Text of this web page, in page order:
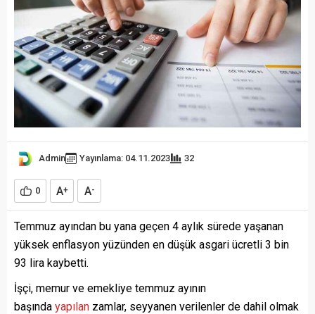
Admin Yayınlama: 04.11.2023 32
0 A+ A-
Temmuz ayından bu yana geçen 4 aylık sürede yaşanan
yüksek enflasyon yüzünden en düşük asgari ücretli 3 bin
93 lira kaybetti.
İşçi, memur ve emekliye temmuz ayının
başında yapılan zamlar, seyyanen verilenler de dahil olmak